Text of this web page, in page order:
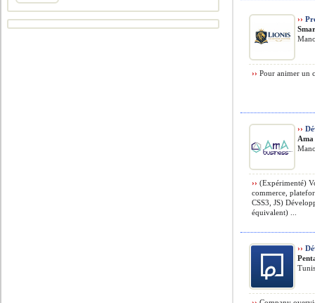
››
›› Pour animer un
››
Ama
›› (Expérimenté)
commerce,
CSS3, JS)
équivalent) ...
››